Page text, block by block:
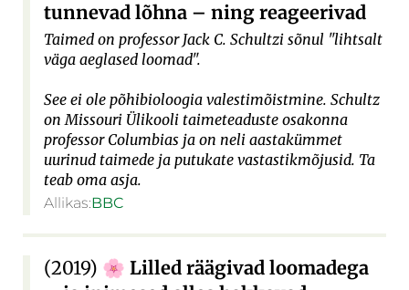
tunnevad lõhna – ning reageerivad
Taimed on professor Jack C. Schultzi sõnul "lihtsalt
väga aeglased loomad".
See ei ole põhibioloogia valestimõistmine. Schultz
on Missouri Ülikooli taimeteaduste osakonna
professor Columbias ja on neli aastakümmet
uurinud taimede ja putukate vastastikmõjusid. Ta
teab oma asja.
Allikas:BBC
(2019) 🌸 Lilled räägivad loomadega